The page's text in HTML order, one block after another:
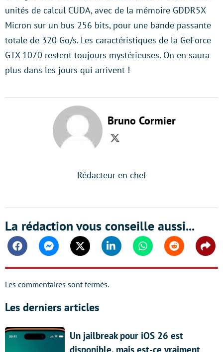
unités de calcul CUDA, avec de la mémoire GDDR5X
Micron sur un bus 256 bits, pour une bande passante
totale de 320 Go/s. Les caractéristiques de la GeForce
GTX 1070 restent toujours mystérieuses. On en saura
plus dans les jours qui arrivent !
Bruno Cormier
Twitter
Rédacteur en chef
La rédaction vous conseille aussi...
FacebookMessengerTwitter Linkedin WhatsappReddit
Les commentaires sont fermés.
Les derniers articles
Un jailbreak pour iOS 26 est
disponible, mais est-ce vraiment